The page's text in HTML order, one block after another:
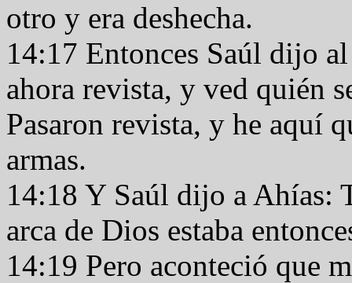
otro y era deshecha.
14:17 Entonces Saúl dijo
ahora revista, y ved quién
Pasaron revista, y he aquí
armas.
14:18 Y Saúl dijo a Ahías:
arca de Dios estaba
14:19 Pero aconteció que